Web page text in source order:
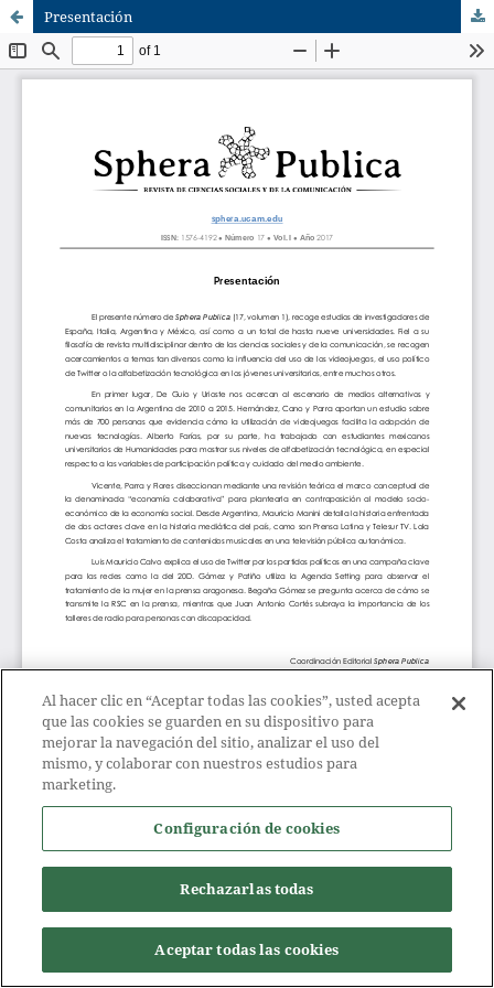
Presentación
Al hacer clic en “Aceptar todas las cookies”, usted acepta
que las cookies se guarden en su dispositivo para
mejorar la navegación del sitio, analizar el uso del
mismo, y colaborar con nuestros estudios para
marketing.
Configuración de cookies
Rechazarlas todas
Aceptar todas las cookies